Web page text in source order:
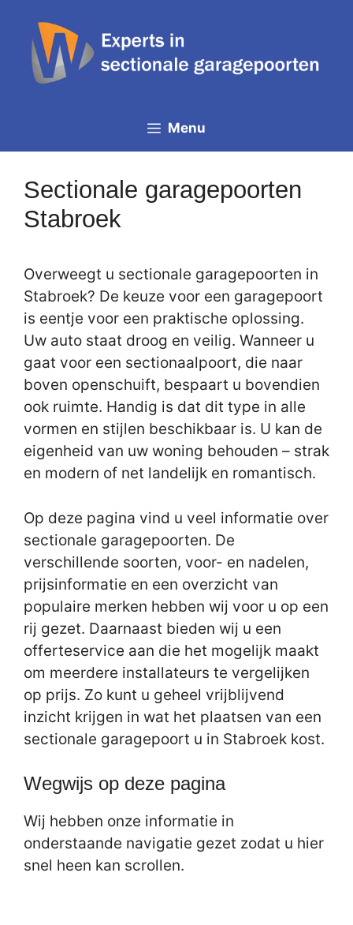
inhoud
Menu
Sectionale garagepoorten
Stabroek
Overweegt u sectionale garagepoorten in
Stabroek? De keuze voor een garagepoort
is eentje voor een praktische oplossing.
Uw auto staat droog en veilig. Wanneer u
gaat voor een sectionaalpoort, die naar
boven openschuift, bespaart u bovendien
ook ruimte. Handig is dat dit type in alle
vormen en stijlen beschikbaar is. U kan de
eigenheid van uw woning behouden – strak
en modern of net landelijk en romantisch.
Op deze pagina vind u veel informatie over
sectionale garagepoorten. De
verschillende soorten, voor- en nadelen,
prijsinformatie en een overzicht van
populaire merken hebben wij voor u op een
rij gezet. Daarnaast bieden wij u een
offerteservice aan die het mogelijk maakt
om meerdere installateurs te vergelijken
op prijs. Zo kunt u geheel vrijblijvend
inzicht krijgen in wat het plaatsen van een
sectionale garagepoort u in Stabroek kost.
Wegwijs op deze pagina
Wij hebben onze informatie in
onderstaande navigatie gezet zodat u hier
snel heen kan scrollen.